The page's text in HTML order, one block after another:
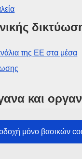
μόνο βασικών
της ΕΕ στα μέσα
και
θεσμικών και